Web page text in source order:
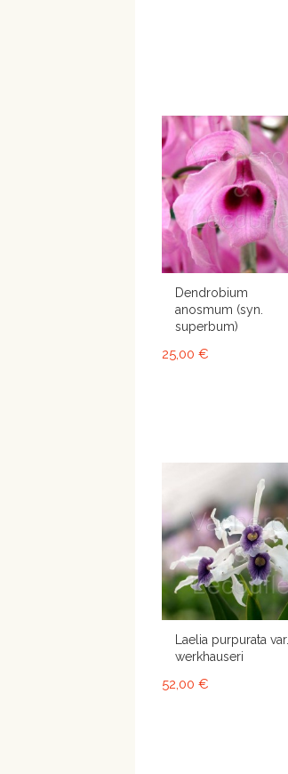
Dendrobium
anosmum (syn.
superbum)
25,00 €
Laelia purpurata var.
werkhauseri
52,00 €